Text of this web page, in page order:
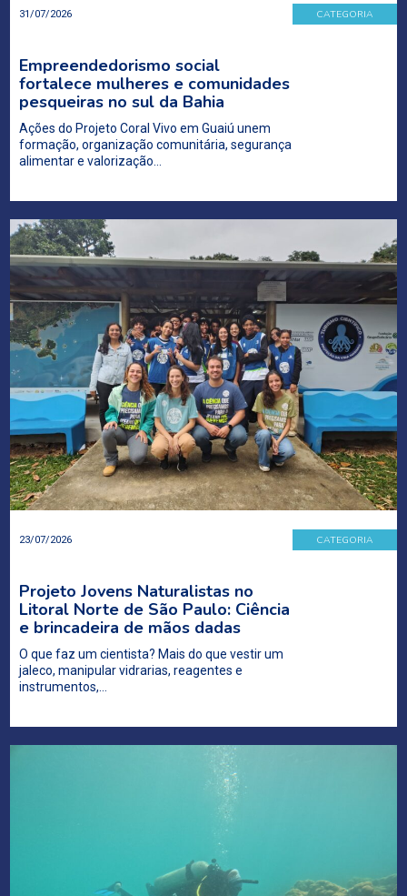
31/07/2026 CATEGORIA
Empreendedorismo social
fortalece mulheres e comunidades
pesqueiras no sul da Bahia
Ações do Projeto Coral Vivo em Guaiú unem
formação, organização comunitária, segurança
alimentar e valorização…
23/07/2026 CATEGORIA
Projeto Jovens Naturalistas no
Litoral Norte de São Paulo: Ciência
e brincadeira de mãos dadas
O que faz um cientista? Mais do que vestir um
jaleco, manipular vidrarias, reagentes e
instrumentos,…